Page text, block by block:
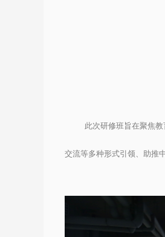
此次研修班旨在聚焦
交流等多种形式引领、助推